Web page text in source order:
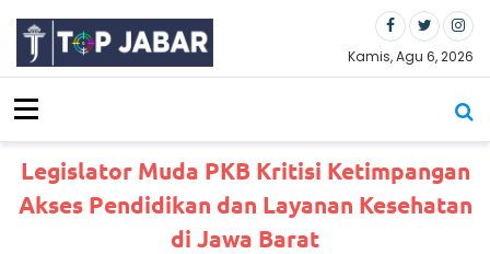
p
c
Kamis, Agu 6, 2026
Legislator Muda PKB Kritisi Ketimpangan
Akses Pendidikan dan Layanan Kesehatan
di Jawa Barat